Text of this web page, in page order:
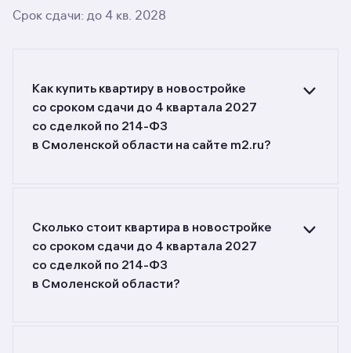
Срок сдачи: до 4 кв. 2028
Как купить квартиру в новостройке
со сроком сдачи до 4 квартала 2027
со сделкой по 214-ФЗ
в Смоленской области на сайте m2.ru?
в Смоленской области? Воспользуйтесь
фильтрами или поиском в разделе.
Сколько стоит квартира в новостройке
со сроком сдачи до 4 квартала 2027
со сделкой по 214-ФЗ
в Смоленской области?